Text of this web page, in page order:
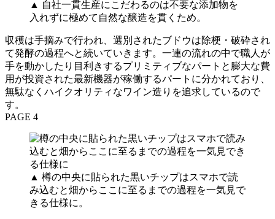
▲ 自社一貫生産にこだわるのは不要な添加物を
入れずに極めて自然な醸造を貫くため。
収穫は手摘みで行われ、選別されたブドウは除梗・破砕され
て発酵の過程へと続いていきます。一連の流れの中で職人が
手を動かしたり目利きするプリミティブなパートと膨大な費
用が投資された最新機器が稼働するパートに分かれており、
無駄なくハイクオリティなワイン造りを追求しているので
す。
PAGE 4
▲ 樽の中央に貼られた黒いチップはスマホで読
み込むと畑からここに至るまでの過程を一気見で
きる仕様に。